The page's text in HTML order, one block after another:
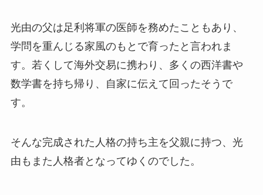
光由の父は足利将軍の医師を務めたこともあり、
学問を重んじる家風のもとで育ったと言われま
す。若くして海外交易に携わり、多くの西洋書や
数学書を持ち帰り、自家に伝えて回ったそうで
す。
そんな完成された人格の持ち主を父親に持つ、光
由もまた人格者となってゆくのでした。